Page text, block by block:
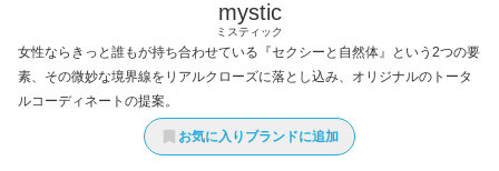
mystic
ミスティック
女性ならきっと誰もが持ち合わせている『セクシーと自然体』という2つの要
素、その微妙な境界線をリアルクローズに落とし込み、オリジナルのトータ
ルコーディネートの提案。
お気に入りブランドに追加